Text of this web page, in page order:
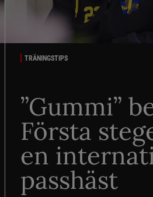
TRÄNINGSTIPS
”Gummi”
Första
en
passhäst